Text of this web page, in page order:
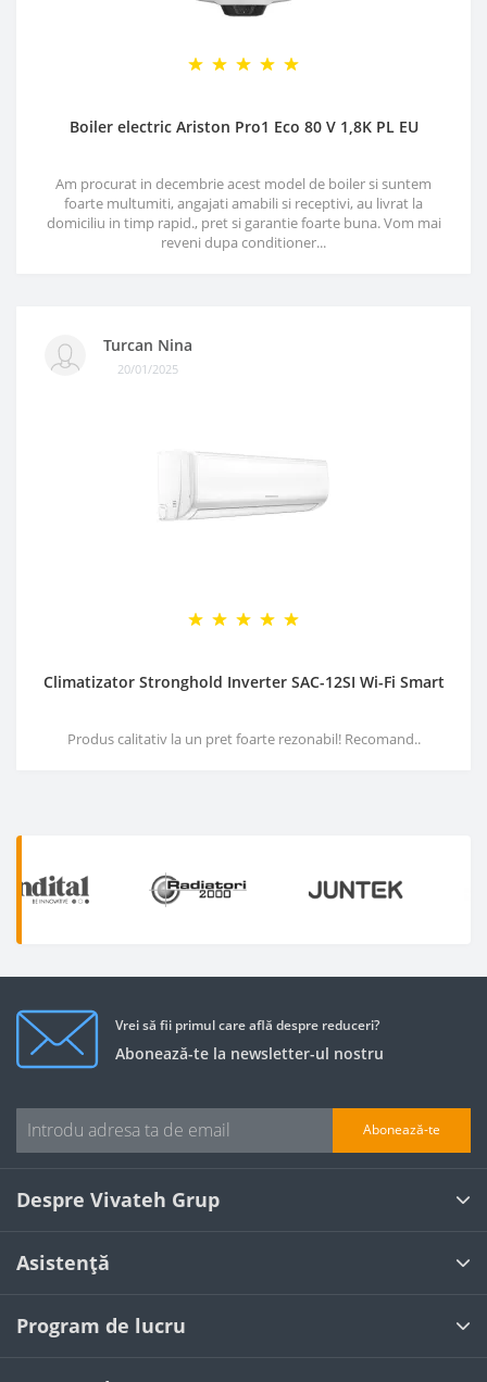
Boiler electric Ariston Pro1 Eco 80 V 1,8K PL EU
Am procurat in decembrie acest model de boiler si suntem
foarte multumiti, angajati amabili si receptivi, au livrat la
domiciliu in timp rapid., pret si garantie foarte buna. Vom mai
reveni dupa conditioner...
Turcan Nina
20/01/2025
Climatizator Stronghold Inverter SAC-12SI Wi-Fi Smart
Produs calitativ la un pret foarte rezonabil! Recomand..
Vrei să fii primul care află despre reduceri?
Abonează-te la newsletter-ul nostru
Abonează-te
Despre Vivateh Grup
Asistență
Program de lucru